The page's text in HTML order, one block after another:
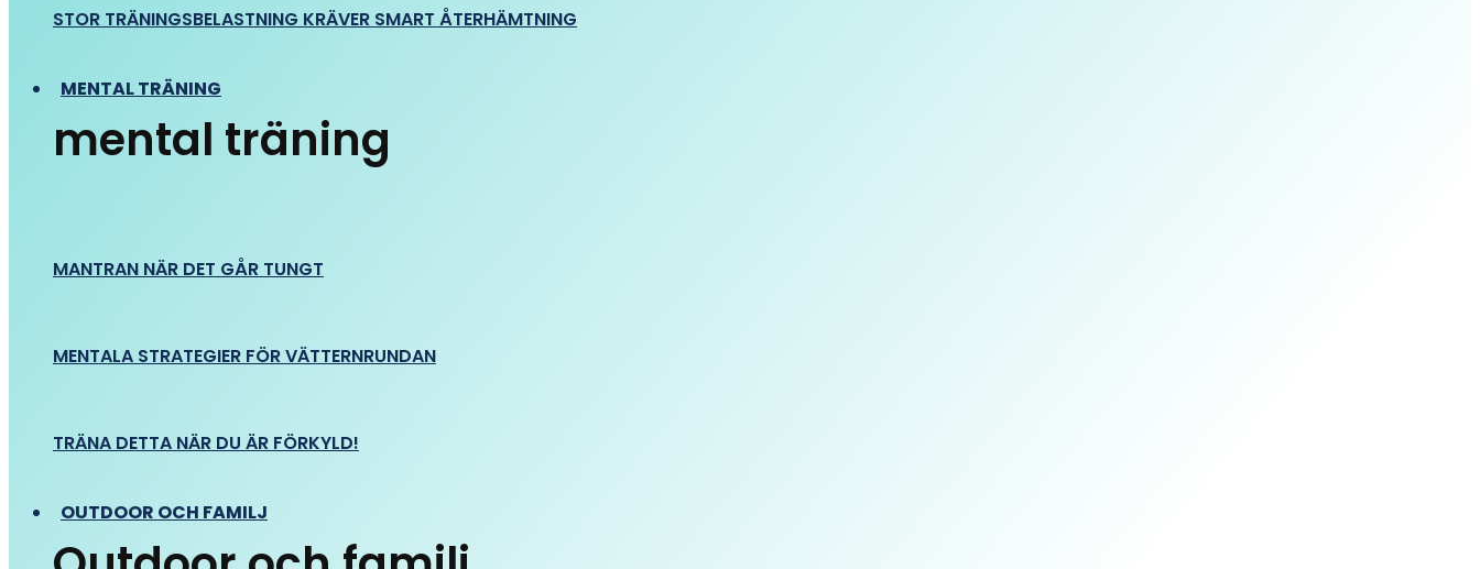
STOR TRÄNINGSBELASTNING KRÄVER SMART ÅTERHÄMTNING
MENTAL TRÄNING
mental träning
MANTRAN NÄR DET GÅR TUNGT
MENTALA STRATEGIER FÖR VÄTTERNRUNDAN
TRÄNA DETTA NÄR DU ÄR FÖRKYLD!
OUTDOOR OCH FAMILJ